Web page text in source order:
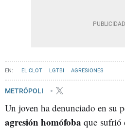
EL CLOT LGTBI AGRESIONES
METRÓPOLI
Un joven ha denunciado en su
agresión homófoba que sufrió